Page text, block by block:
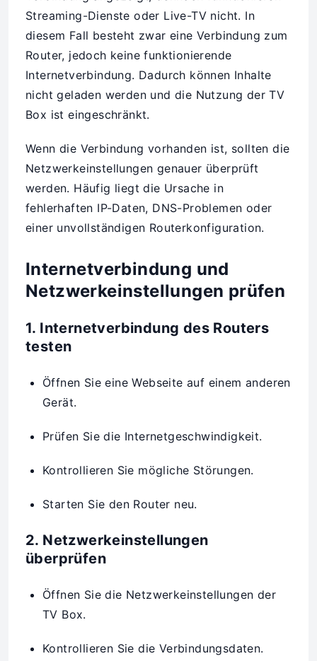
Streaming-Dienste oder Live-TV nicht. In
diesem Fall besteht zwar eine Verbindung zum
Router, jedoch keine funktionierende
Internetverbindung. Dadurch können Inhalte
nicht geladen werden und die Nutzung der TV
Box ist eingeschränkt.
Wenn die Verbindung vorhanden ist, sollten die
Netzwerkeinstellungen genauer überprüft
werden. Häufig liegt die Ursache in
fehlerhaften IP-Daten, DNS-Problemen oder
einer unvollständigen Routerkonfiguration.
Internetverbindung und
Netzwerkeinstellungen prüfen
1. Internetverbindung des Routers
testen
Öffnen Sie eine Webseite auf einem anderen
Gerät.
Prüfen Sie die Internetgeschwindigkeit.
Kontrollieren Sie mögliche Störungen.
Starten Sie den Router neu.
2. Netzwerkeinstellungen
überprüfen
Öffnen Sie die Netzwerkeinstellungen der
TV Box.
Kontrollieren Sie die Verbindungsdaten.